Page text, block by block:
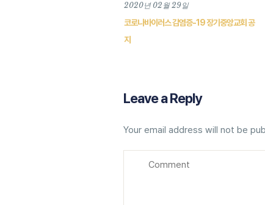
2020년 02월 29일
코로나바이러스 감염증-19 장기중앙교회 공
지
Leave a Reply
Your email address will not be